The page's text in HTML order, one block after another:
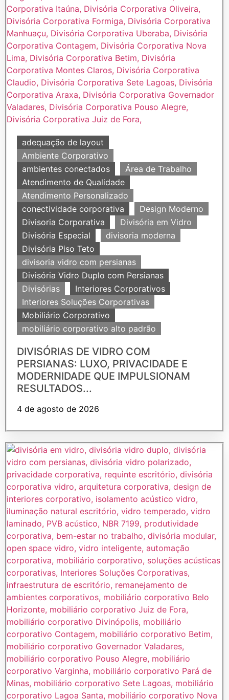
adequação de layout
Ambiente Corporativo
ambientes conectados
Área de Trabalho
Atendimento de Qualidade
Atendimento Personalizado
conectividade corporativa
Design Moderno
Divisoria Corporativa
Divisória em Vidro
Divisória Especial
divisoria moderna
Divisória Piso Teto
divisoria vidro com persianas
Divisória Vidro Duplo com Persianas
Divisórias
Interiores Corporativos
Interiores Soluções Corporativas
Mobiliário Corporativo
mobiliário corporativo alto padrão
DIVISÓRIAS DE VIDRO COM
PERSIANAS: LUXO, PRIVACIDADE E
MODERNIDADE QUE IMPULSIONAM
RESULTADOS...
4 de agosto de 2026